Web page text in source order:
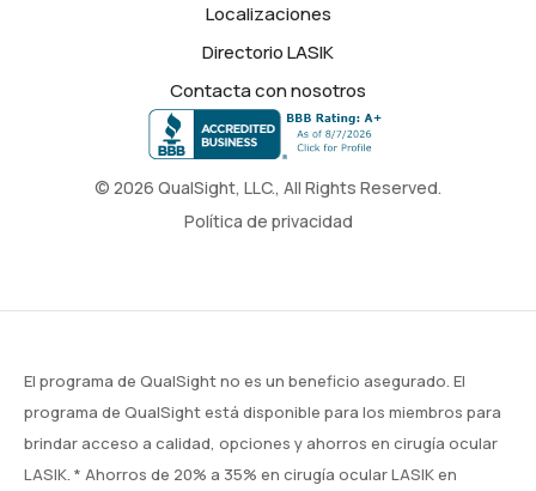
© 2026 QualSight, LLC., All Rights Reserved.
Política de privacidad
Localizaciones
Directorio LASIK
Contacta con nosotros
El programa de QualSight no es un beneficio asegurado. El
programa de QualSight está disponible para los miembros para
brindar acceso a calidad, opciones y ahorros en cirugía ocular
LASIK. * Ahorros de 20% a 35% en cirugía ocular LASIK en